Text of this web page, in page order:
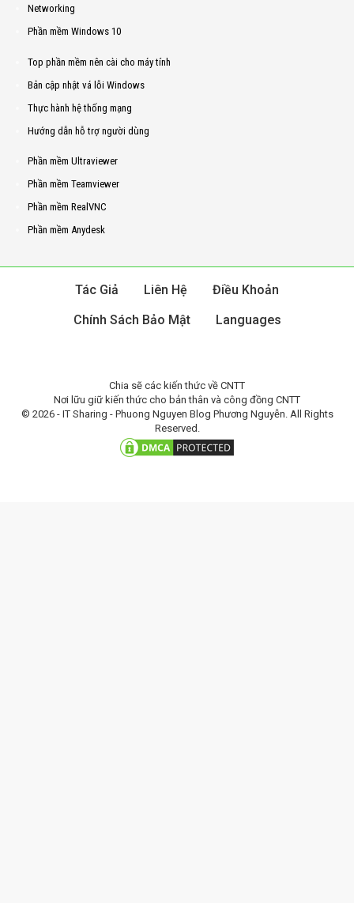
Networking
Phần mềm Windows 10
Top phần mềm nên cài cho máy tính
Bản cập nhật vá lỗi Windows
Thực hành hệ thống mạng
Hướng dẫn hỗ trợ người dùng
Phần mềm Ultraviewer
Phần mềm Teamviewer
Phần mềm RealVNC
Phần mềm Anydesk
Tác Giả Liên Hệ
Điều Khoản
Chính Sách Bảo Mật
Languages
Chia sẽ các kiến thức về CNTT
Nơi lữu giữ kiến thức cho bản thân và công đồng CNTT
© 2026 - IT Sharing - Phuong Nguyen Blog Phương Nguyễn. All Rights
Reserved.